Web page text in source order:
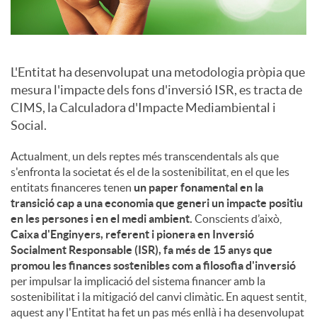
s
L'Entitat ha desenvolupat una metodologia pròpia que
mesura l'impacte dels fons d'inversió ISR, es tracta de
CIMS, la Calculadora d'Impacte Mediambiental i
Social.
Actualment, un dels reptes més transcendentals als que
s'enfronta la societat és el de la sostenibilitat, en el que les
entitats financeres tenen un paper fonamental en la
transició cap a una economia que generi un impacte positiu
en les persones i en el medi ambient. Conscients d’això,
Caixa d'Enginyers, referent i pionera en Inversió
Socialment Responsable (ISR), fa més de 15 anys que
promou les finances sostenibles com a filosofia d'inversió
per impulsar la implicació del sistema financer amb la
sostenibilitat i la mitigació del canvi climàtic. En aquest sentit,
aquest any l'Entitat ha fet un pas més enllà i ha desenvolupat